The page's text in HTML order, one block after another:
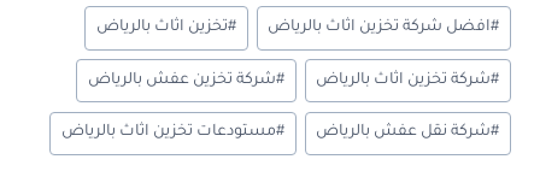
o
ok
er
es
t
dI
n
di
t
r
o
n
o
m
وسوم
المقال:
#افضل شركة تخزين اثاث بالرياض #تخزين اثاث بالرياض
#شركة تخزين اثاث بالرياض #شركة تخزين عفش بالرياض
#شركة نقل عفش بالرياض #مستودعات تخزين اثاث بالرياض